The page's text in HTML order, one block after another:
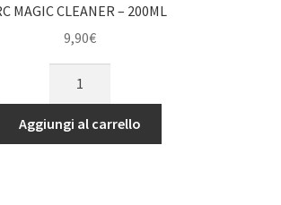
MAGIC CLEANER – 200ML
9,90€
CLEANER
-
Aggiungi al carrello